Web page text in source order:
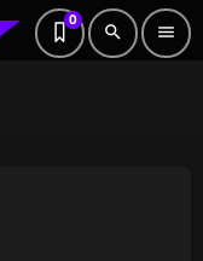
0
search menu